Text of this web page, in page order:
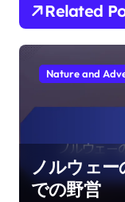
Related
Nature and
ノルウェ
での野営